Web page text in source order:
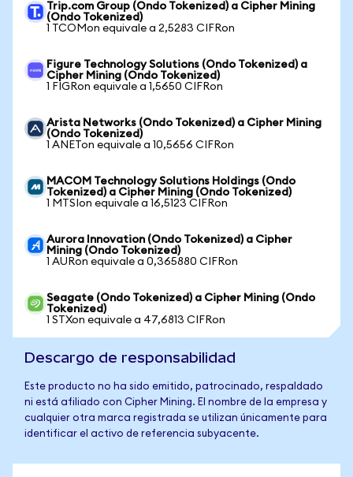
Trip.com Group (Ondo Tokenized) a Cipher Mining
(Ondo Tokenized)
1 TCOMon equivale a 2,5283 CIFRon
Figure Technology Solutions (Ondo Tokenized) a
Cipher Mining (Ondo Tokenized)
1 FIGRon equivale a 1,5650 CIFRon
Arista Networks (Ondo Tokenized) a Cipher Mining
(Ondo Tokenized)
1 ANETon equivale a 10,5656 CIFRon
MACOM Technology Solutions Holdings (Ondo
Tokenized) a Cipher Mining (Ondo Tokenized)
1 MTSIon equivale a 16,5123 CIFRon
Aurora Innovation (Ondo Tokenized) a Cipher
Mining (Ondo Tokenized)
1 AURon equivale a 0,365880 CIFRon
Seagate (Ondo Tokenized) a Cipher Mining (Ondo
Tokenized)
1 STXon equivale a 47,6813 CIFRon
Descargo de responsabilidad
Este producto no ha sido emitido, patrocinado, respaldado
ni está afiliado con Cipher Mining. El nombre de la empresa y
cualquier otra marca registrada se utilizan únicamente para
identificar el activo de referencia subyacente.